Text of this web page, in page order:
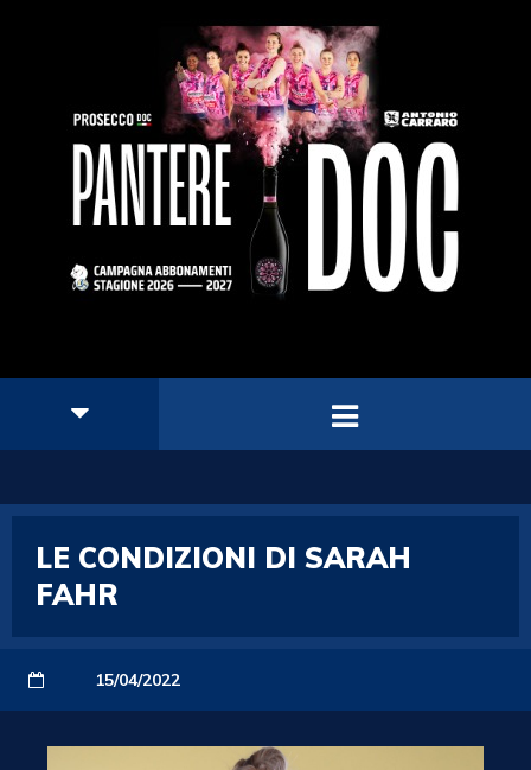
LE CONDIZIONI DI SARAH
FAHR
15/04/2022